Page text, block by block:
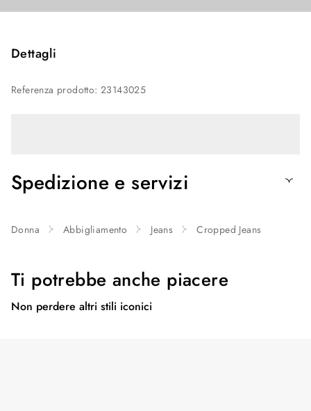
Dettagli
Referenza prodotto:23143025
Spedizione e servizi
Donna Abbigliamento Jeans Cropped Jeans
Ti potrebbe anche piacere
Non perdere altri stili iconici